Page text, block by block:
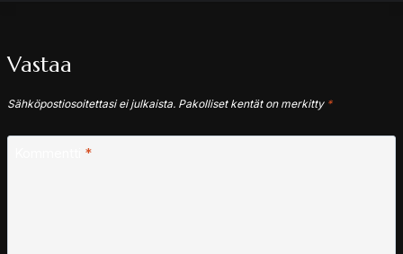
Vastaa
Sähköpostiosoitettasi ei julkaista. Pakolliset kentät on merkitty *
*